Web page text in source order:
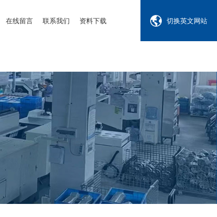
在线留言 联系我们 资料下载 切换英文网站